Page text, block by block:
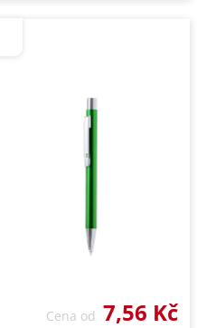
Cena od 7,56 Kč